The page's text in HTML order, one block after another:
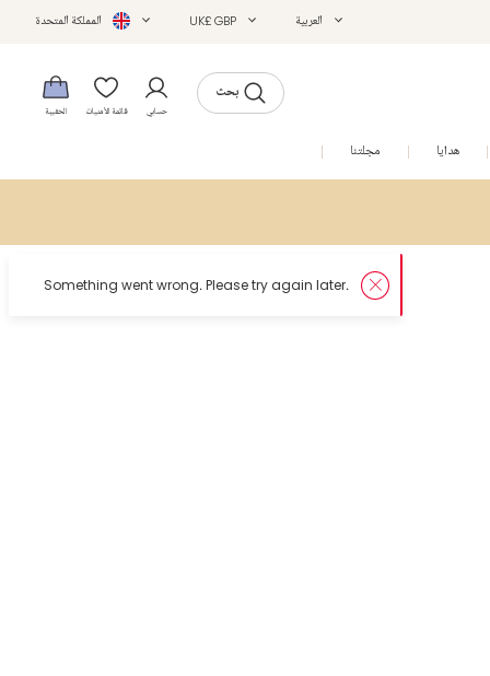
العربية UK£ GBP المملكة المتحدة
بحث
حسابي قائمة الأمنيات الحقيبة
هدايا مجلتنا